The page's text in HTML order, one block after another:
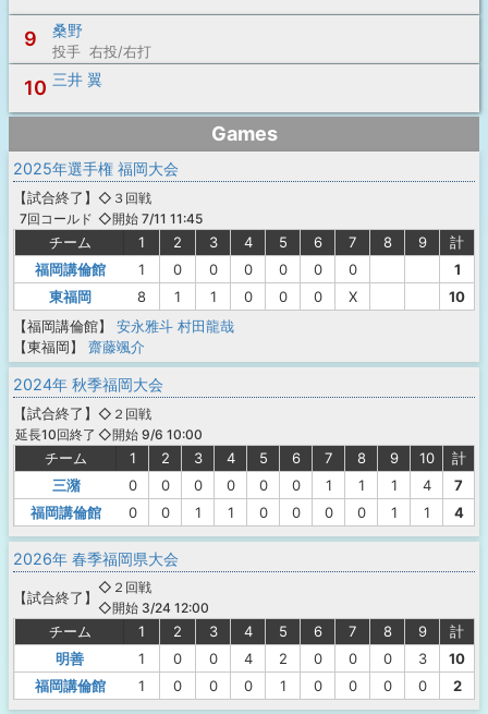
9 桑野
投手 右投/右打
10 三井 翼
Games
2025年選手権 福岡大会
【試合終了 】
7回コールド
◇３回戦
◇開始 7/11 11:45
チーム 1 2 3 4 5 6 7 8 9
計
福岡講倫館
1 0 0 0 0 0 0
1
東福岡
8 1 1 0 0 0 X
10
【福岡講倫館】
安永雅斗 村田龍哉
【東福岡】
齋藤颯介
2024年 秋季福岡大会
【試合終了 】
延長10回終了
◇２回戦
◇開始 9/6 10:00
チーム 1 2 3 4 5 6 7 8 9 10
計
三潴
0 0 0 0 0 0 1 1 1 4
7
福岡講倫館
0 0 1 1 0 0 0 0 1 1 4
2026年 春季福岡県大会
【試合終了 】
◇２回戦
◇開始 3/24 12:00
チーム 1 2 3 4 5 6 7 8 9
計
明善
1 0 0 4 2 0 0 0 3
10
福岡講倫館
1 0 0 0 1 0 0 0 0 2